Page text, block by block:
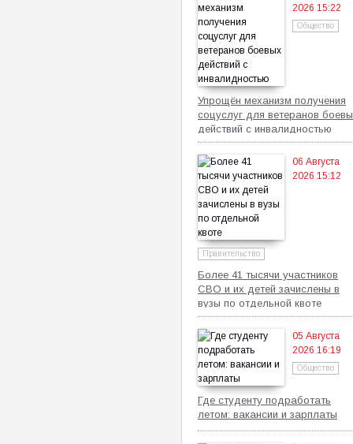
2026 15:22
Общество
Упрощён механизм получения
соцуслуг для ветеранов
действий с инвалидностью
06 Августа
2026 15:12
Правительство
Более 41 тысячи участников
СВО и их детей зачислены в
вузы по отдельной квоте
05 Августа
2026 16:19
Общество
Где студенту подработать
летом: вакансии и зарплаты